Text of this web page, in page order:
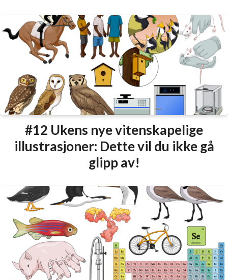
#12 Ukens nye vitenskapelige
illustrasjoner: Dette vil du ikke gå
glipp av!